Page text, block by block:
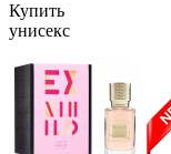
Купить
унисекс